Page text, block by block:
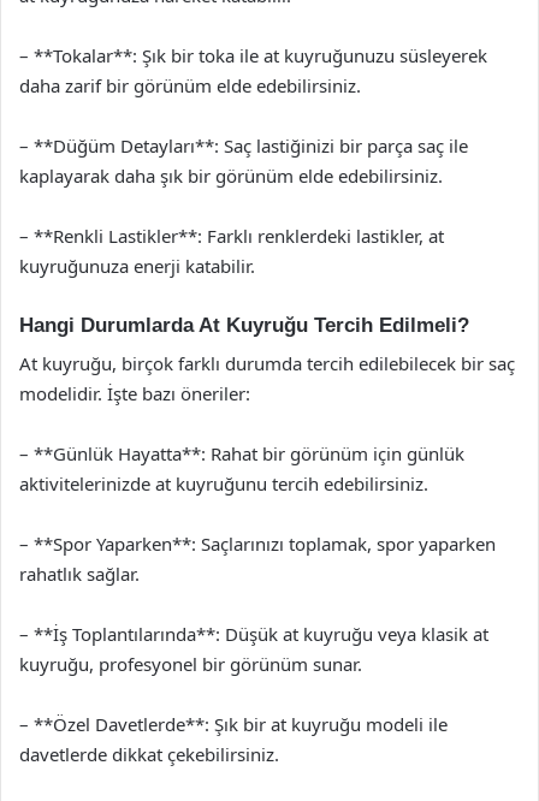
– **Tokalar**: Şık bir toka ile at kuyruğunuzu süsleyerek
daha zarif bir görünüm elde edebilirsiniz.
– **Düğüm Detayları**: Saç lastiğinizi bir parça saç ile
kaplayarak daha şık bir görünüm elde edebilirsiniz.
– **Renkli Lastikler**: Farklı renklerdeki lastikler, at
kuyruğunuza enerji katabilir.
Hangi Durumlarda At Kuyruğu Tercih Edilmeli?
At kuyruğu, birçok farklı durumda tercih edilebilecek bir saç
modelidir. İşte bazı öneriler:
– **Günlük Hayatta**: Rahat bir görünüm için günlük
aktivitelerinizde at kuyruğunu tercih edebilirsiniz.
– **Spor Yaparken**: Saçlarınızı toplamak, spor yaparken
rahatlık sağlar.
– **İş Toplantılarında**: Düşük at kuyruğu veya klasik at
kuyruğu, profesyonel bir görünüm sunar.
– **Özel Davetlerde**: Şık bir at kuyruğu modeli ile
davetlerde dikkat çekebilirsiniz.